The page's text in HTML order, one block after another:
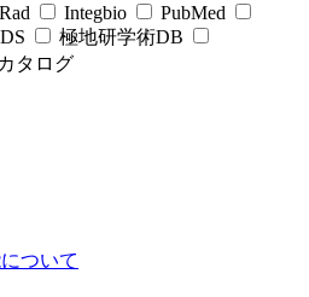
Integbio
PubMed
極地研学術DB
タログ
ついて